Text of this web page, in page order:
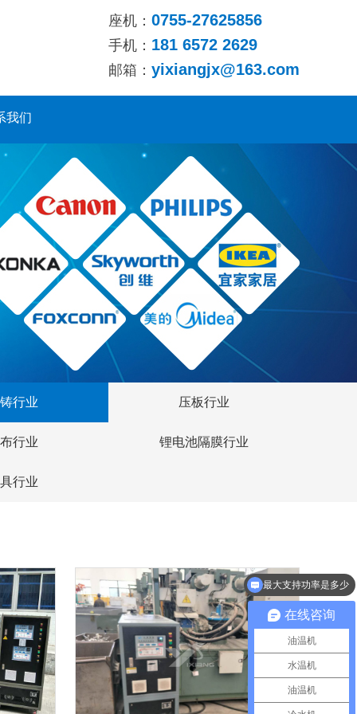
座机： 0755-27625856
手机： 181 6572 2629
邮箱： yixiangjx@163.com
我们
行业 压板行业
行业 锂电池隔膜行业
行业
在线咨询
油温机
水温机
油温机
最大支持功率是多少
现在有优惠活动么？